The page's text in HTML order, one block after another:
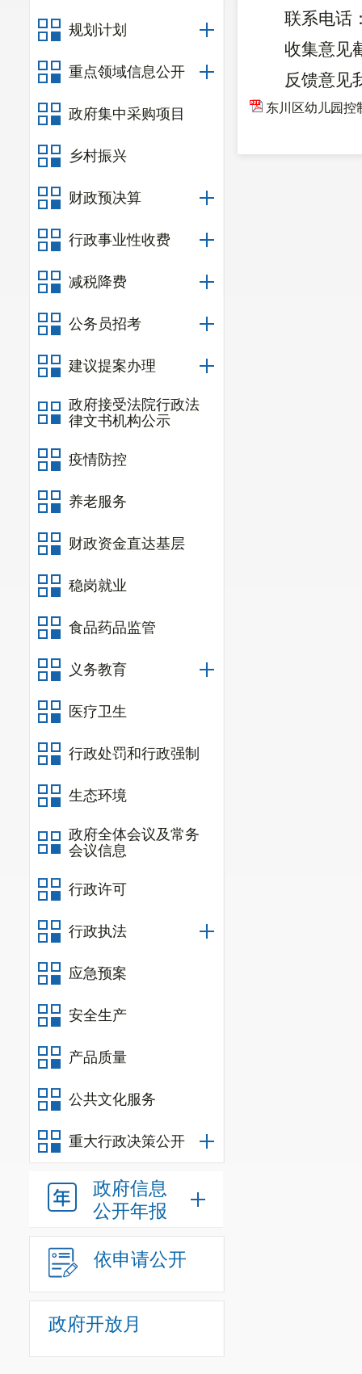
规划计划
重点领域信息公开
政府集中采购项目
乡村振兴
财政预决算
行政事业性收费
减税降费
公务员招考
建议提案办理
政府接受法院行政法
律文书机构公示
疫情防控
养老服务
财政资金直达基层
稳岗就业
食品药品监管
义务教育
医疗卫生
行政处罚和行政强制
生态环境
政府全体会议及常务
会议信息
行政许可
行政执法
应急预案
安全生产
产品质量
公共文化服务
重大行政决策公开
政府信息
公开年报
依申请公开
政府开放月
联系电话
收集意见
反馈意见
东川区幼儿园控